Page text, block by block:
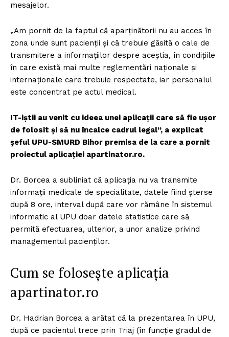
mesajelor.
„Am pornit de la faptul că aparținătorii nu au acces în
zona unde sunt pacienții și că trebuie găsită o cale de
transmitere a informațiilor despre aceștia, în condițiile
în care există mai multe reglementări naționale și
internaționale care trebuie respectate, iar personalul
este concentrat pe actul medical.
IT-iștii au venit cu ideea unei aplicații care să fie ușor
de folosit și să nu încalce cadrul legal”, a explicat
șeful UPU-SMURD Bihor premisa de la care a pornit
proiectul aplicației apartinator.ro.
Dr. Borcea a subliniat că aplicația nu va transmite
informații medicale de specialitate, datele fiind șterse
după 8 ore, interval după care vor rămâne în sistemul
informatic al UPU doar datele statistice care să
permită efectuarea, ulterior, a unor analize privind
managementul pacienților.
Cum se folosește aplicația
apartinator.ro
Dr. Hadrian Borcea a arătat că la prezentarea în UPU,
după ce pacientul trece prin Triaj (în funcție gradul de